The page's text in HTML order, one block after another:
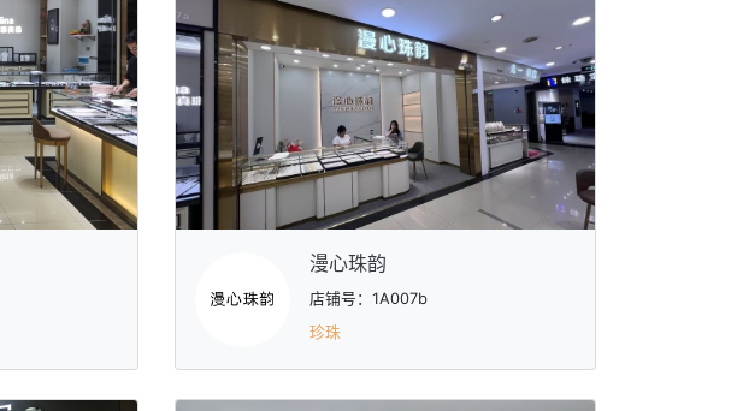
漫心珠韵
店铺号：1A007b
珍珠